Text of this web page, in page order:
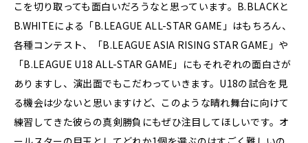
こを切り取っても面白いだろうなと思っています。B.BLACKと
B.WHITEによる「B.LEAGUE ALL-STAR GAME」はもちろん、
各種コンテスト、「B.LEAGUE ASIA RISING STAR GAME」や
「B.LEAGUE U18 ALL-STAR GAME」にもそれぞれの面白さが
ありますし、演出面でもこだわっていきます。U18の試合を見
る機会は少ないと思いますけど、このような晴れ舞台に向けて
練習してきた彼らの真剣勝負にもぜひ注目してほしいです。オ